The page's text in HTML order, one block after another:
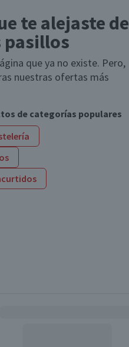
te alejaste de
pasillos
que ya no existe. Pero,
nuestras ofertas más
de categorías populares